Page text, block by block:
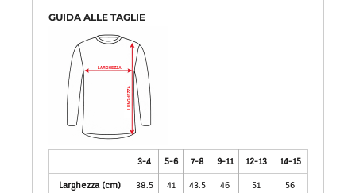
GUIDA ALLE TAGLIE
3-4 5-6 7-8 9-11 12-13 14-15
Larghezza (cm) 38.5 41 43.5 46 51 56